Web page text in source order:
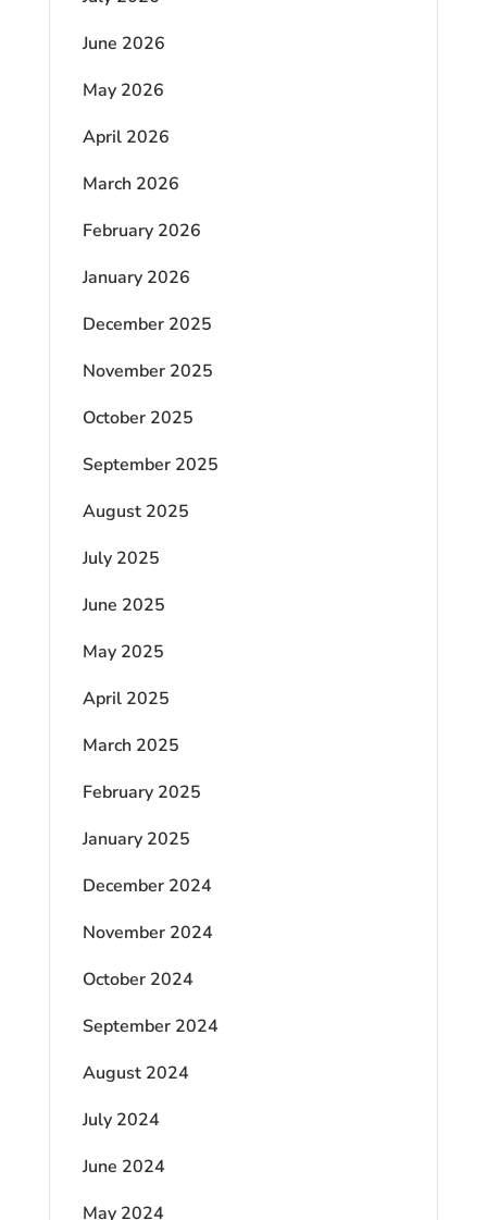
June 2026
May 2026
April 2026
March 2026
February 2026
January 2026
December 2025
November 2025
October 2025
September 2025
August 2025
July 2025
June 2025
May 2025
April 2025
March 2025
February 2025
January 2025
December 2024
November 2024
October 2024
September 2024
August 2024
July 2024
June 2024
May 2024